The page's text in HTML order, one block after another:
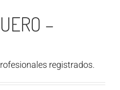
–
registrados.